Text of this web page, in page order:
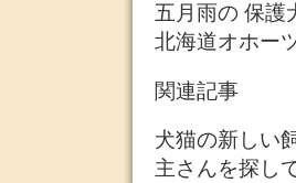
五月雨の 保護
北海道オホー
関連記事
犬猫の新しい
主さんを探し